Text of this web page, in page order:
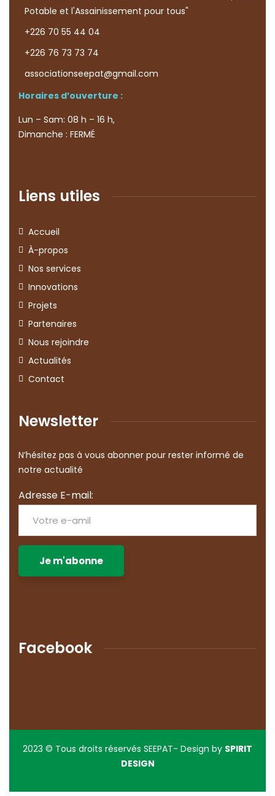
Potable et l'Assainissement pour tous"
+226 70 55 44 04
+226 76 73 73 74
associationseepat@gmail.com
Horaires d’ouverture :
Lun – Sam: 08 h – 16 h,
Dimanche : FERMÉ
Liens utiles
Accueil
À-propos
Nos services
Innovations
Projets
Partenaires
Nous rejoindre
Actualités
Contact
Newsletter
N’hésitez pas à vous abonner pour rester informé de
notre actualité
Adresse E-mail:
Facebook
2023 © Tous droits réservés SEEPAT- Design by SPIRIT
DESIGN